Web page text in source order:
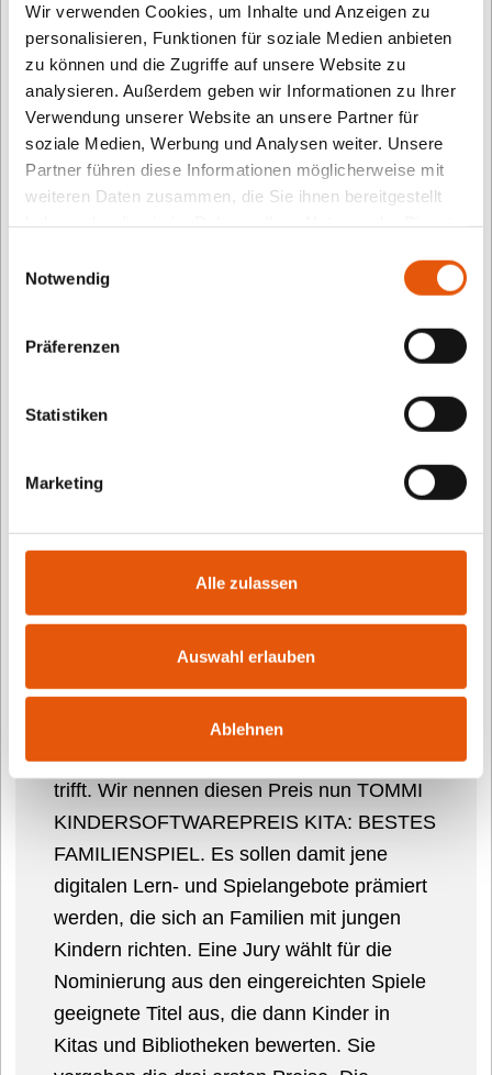
Wir verwenden Cookies, um Inhalte und Anzeigen zu
personalisieren, Funktionen für soziale Medien anbieten
zu können und die Zugriffe auf unsere Website zu
analysieren. Außerdem geben wir Informationen zu Ihrer
Verwendung unserer Website an unsere Partner für
soziale Medien, Werbung und Analysen weiter. Unsere
Partner führen diese Informationen möglicherweise mit
weiteren Daten zusammen, die Sie ihnen bereitgestellt
Notwendig
Präferenzen
Statistiken
Marketing
Alle zulassen
Auswahl erlauben
Ablehnen
Kinder wachsen von Geburt an mit digitalen Medien
heran. Das Smartphone der Eltern ist schon für
Einjährige ein Alltagsgegenstand. Kinder sind von
digitalen Medien fasziniert, denn bewegte Bilder und
Musik wecken ihre Neugier auf natürliche Art und
Weise.
sensible Altersgruppe aufmerksam.
2024 wurden erstmals drei Preise für diese
Die aktuellen Gewinner finden
TOMMI Kindersoftwarepreis
Kita: Bestes Familienspiel
Seit 2002 gibt es beim TOMMI
Kindersoftwarepreis den Sonderpreis
Kindergarten & Vorschule, der jährlich aus
dem großen Angebot von digitalen
Lernspielen für junge Kinder ein Auswahl
trifft. Wir nennen diesen Preis nun TOMMI
KINDERSOFTWAREPREIS KITA: BESTES
FAMILIENSPIEL. Es sollen damit jene
digitalen Lern- und Spielangebote prämiert
werden, die sich an Familien mit jungen
Kindern richten. Eine Jury wählt für die
Nominierung aus den eingereichten Spiele
geeignete Titel aus, die dann Kinder in
Kitas und Bibliotheken bewerten. Sie